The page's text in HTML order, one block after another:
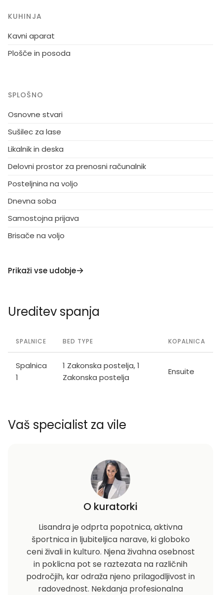
KUHINJA
Kavni aparat
Plošče in posoda
SPLOŠNO
Osnovne stvari
Sušilec za lase
Likalnik in deska
Delovni prostor za prenosni računalnik
Posteljnina na voljo
Dnevna soba
Samostojna prijava
Brisače na voljo
Prikaži vse udobje
Ureditev spanja
SPALNICE BED TYPE KOPALNICA
Spalnica
1
1 Zakonska postelja, 1
Zakonska postelja
Ensuite
Vaš specialist za vile
O kuratorki
Lisandra je odprta popotnica, aktivna
športnica in ljubiteljica narave, ki globoko
ceni živali in kulturo. Njena živahna osebnost
in poklicna pot se raztezata na različnih
področjih, kar odraža njeno prilagodljivost in
radovednost. Nekdanja profesionalna